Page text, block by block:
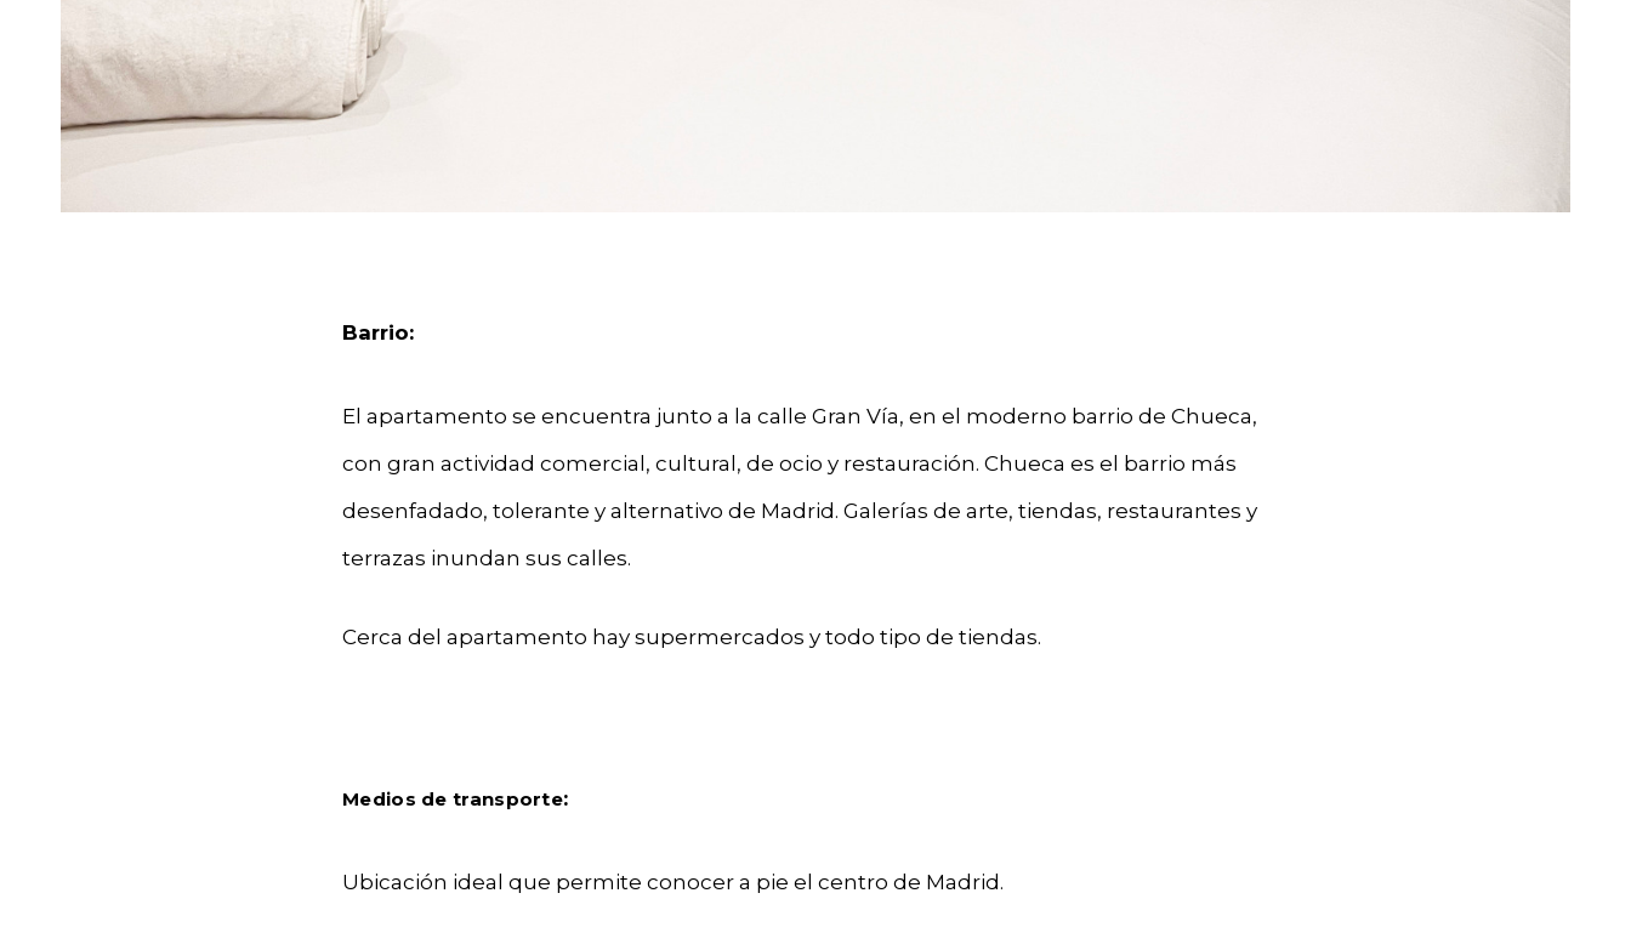
Barrio:
El apartamento se encuentra junto a la calle Gran Vía, en el moderno barrio de Chueca,
con gran actividad comercial, cultural, de ocio y restauración. Chueca es el barrio más
desenfadado, tolerante y alternativo de Madrid. Galerías de arte, tiendas, restaurantes y
terrazas inundan sus calles.
Cerca del apartamento hay supermercados y todo tipo de tiendas.
Medios de transporte:
Ubicación ideal que permite conocer a pie el centro de Madrid.